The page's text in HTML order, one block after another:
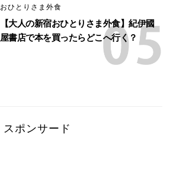
おひとりさま外食
【大人の新宿おひとりさま外食】紀伊國
屋書店で本を買ったらどこへ行く？
スポンサード